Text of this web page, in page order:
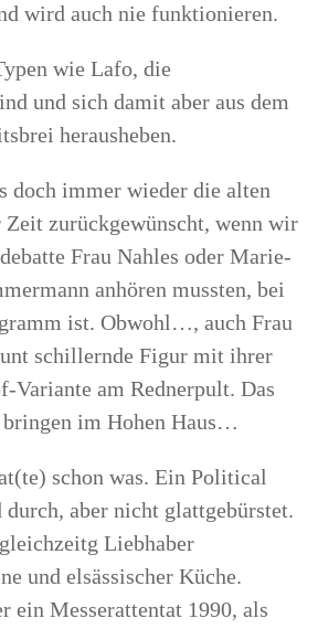
wird auch nie funktionieren.
wie Lafo, die
und sich damit aber aus dem
herausheben.
doch immer wieder die alten
Zeit zurückgewünscht, wenn wir
Frau Nahles oder Marie-
anhören mussten, bei
ist. Obwohl…, auch Frau
schillernde Figur mit ihrer
Variante am Rednerpult. Das
im Hohen Haus…
schon was. Ein Political
aber nicht glattgebürstet.
Liebhaber
und elsässischer Küche.
ein Messerattentat 1990, als